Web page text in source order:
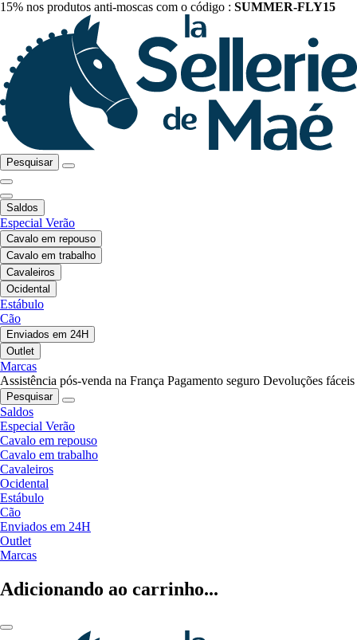
15% nos produtos anti-moscas com o código : SUMMER-FLY15
Pesquisar
Saldos
Especial Verão
Cavalo em repouso
Cavalo em trabalho
Cavaleiros
Ocidental
Estábulo
Cão
Enviados em 24H
Outlet
Marcas
Assistência pós-venda na França Pagamento seguro Devoluções fáceis
Pesquisar
Saldos
Especial Verão
Cavalo em repouso
Cavalo em trabalho
Cavaleiros
Ocidental
Estábulo
Cão
Enviados em 24H
Outlet
Marcas
Adicionando ao carrinho...